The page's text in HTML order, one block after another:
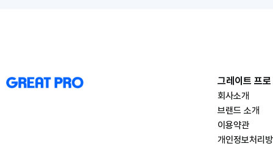
그레이트 프로
회사소개
브랜드 소개
이용약관
개인정보처리